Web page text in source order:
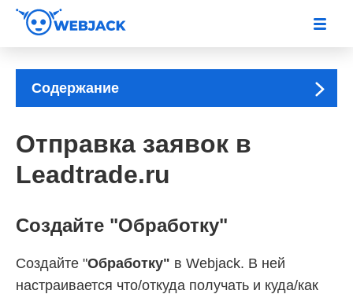
Содержание
Отправка заявок в
Leadtrade.ru
Создайте "Обработку"
Создайте "Обработку" в Webjack. В ней
настраивается что/откуда получать и куда/как